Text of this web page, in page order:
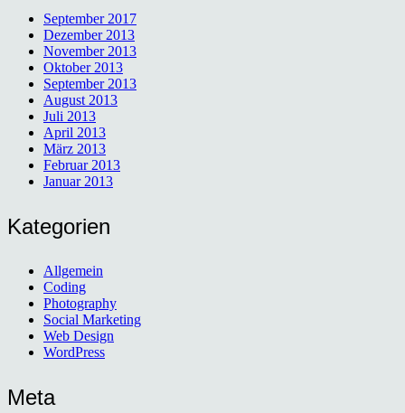
September 2017
Dezember 2013
November 2013
Oktober 2013
September 2013
August 2013
Juli 2013
April 2013
März 2013
Februar 2013
Januar 2013
Kategorien
Allgemein
Coding
Photography
Social Marketing
Web Design
WordPress
Meta